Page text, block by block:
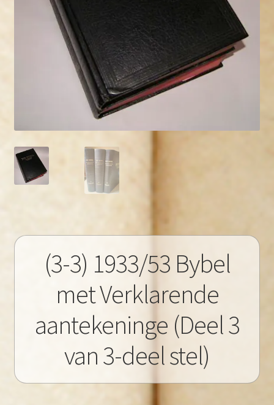
(3-3) 1933/53 Bybel
met Verklarende
aantekeninge (Deel 3
van 3-deel stel)